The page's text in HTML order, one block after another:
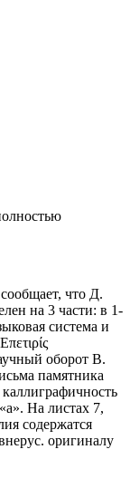
что Д.
на 3 части: в 1-
система и
оборот В.
памятника
На листах 7,
содержатся
оригиналу